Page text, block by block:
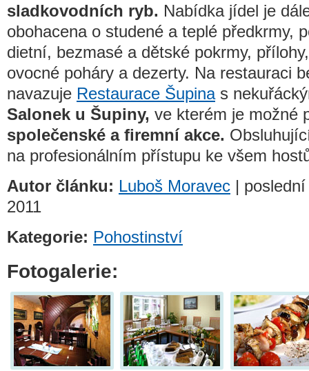
sladkovodních ryb. Nabídka jídel je
obohacena o studené a teplé předkrmy,
dietní, bezmasé a dětské pokrmy,
ovocné poháry a dezerty. Na restauraci
navazuje Restaurace Šupinas
Salonek u Šupiny, ve kterém je možné
společenské a firemní akce.
na profesionálním přístupu ke všem
Autor článku: Luboš Moravec |
2011
Kategorie: Pohostinství
Fotogalerie: